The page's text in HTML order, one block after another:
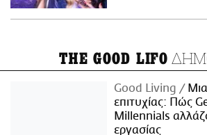
THE GOOD LIFO
Good Living
Μια
επιτυχίας: Πώς
Millennials
εργασίας